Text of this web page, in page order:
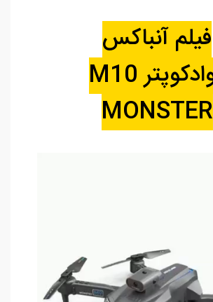
فیلم آنباکس
کوادکوپتر M10
MONSTER